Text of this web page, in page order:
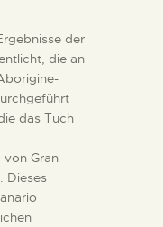
der
die an
das Tuch
Gran
Dieses